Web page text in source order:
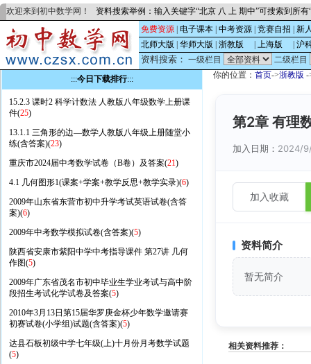
欢迎来到初中数学网！ 资料搜索举例：输入关键字“北京 八 上 期中”可搜索到所
免费资源 电子课本 中考资源 竞赛自招
新
北师大版
华师大版 浙教版 上海版 沪
资料搜索： 一级栏目
二级栏目
:::今日下载排行:::
15.2.3 课时2 科学计数法 人教版八年级数学上册课
件(25)
13.1.1 三角形的边—数学人教版八年级上册随堂小
练(含答案)(23)
重庆市2024届中考数学试卷（B卷）及答案(21)
4.1 几何图形1(课案+学案+教学反思+教学实录)(6)
2009年山东省东营市初中升学考试英语试卷(含答
案)(6)
2009年中考数学模拟试卷(含答案)(5)
陕西省安康市紫阳中学中考指导课件 第27讲 几何
作图(5)
2009年广东省茂名市初中毕业生学业考试与高中阶
段招生考试化学试卷及答案(5)
2010年3月13日第15届华罗庚金杯少年数学邀请赛
初赛试卷(小学组)试题(含答案)(5)
达县石板初级中学七年级(上)十月份月考数学试题
(5)
你的位置： 首页->浙教版 -
第2章 有理
加入日期： 2024/
加入收藏
资料简介
暂无简介
相关资料推荐：